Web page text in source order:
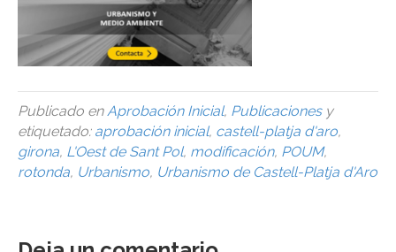
Publicado enAprobación Inicial, Publicacionesy
etiquetado: aprobación inicial, castell-platja d'aro,
girona, L'Oest de Sant Pol, modificación, POUM,
rotonda, Urbanismo, Urbanismo de Castell-Platja d'Aro